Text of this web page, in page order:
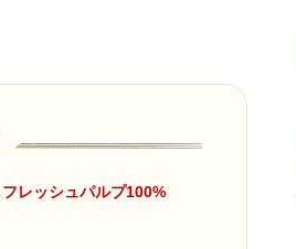
フレッシュパルプ100%